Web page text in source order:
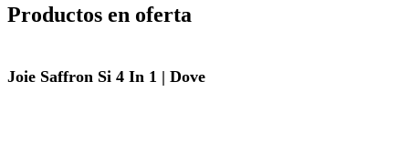
Productos en oferta
Joie Saffron Si 4 In 1 | Dove